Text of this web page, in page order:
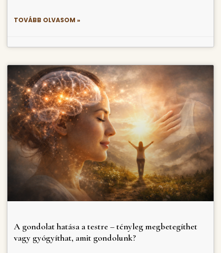
TOVÁBB OLVASOM »
A gondolat hatása a testre – tényleg megbetegíthet
vagy gyógyíthat, amit gondolunk?